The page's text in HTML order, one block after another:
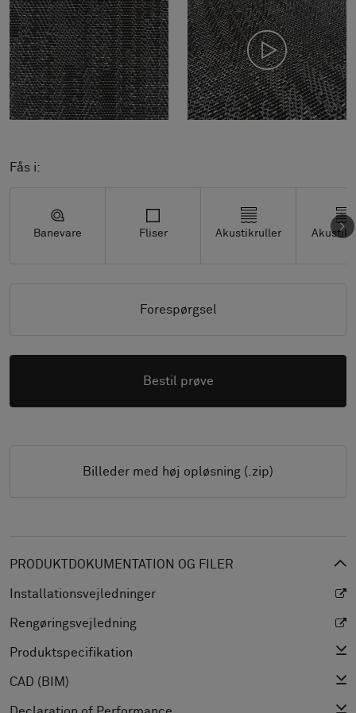
Fås i:
Banevare Fliser Akustikruller
Forespørgsel
Bestil prøve
Billeder med høj opløsning (.zip)
PRODUKTDOKUMENTATION OG FILER
Installationsvejledninger
Rengøringsvejledning
Produktspecifikation
CAD (BIM)